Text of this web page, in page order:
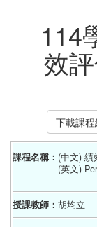
114
效
下載課
課程名稱： (中文) 績
(英文)
授課教師： 胡均立